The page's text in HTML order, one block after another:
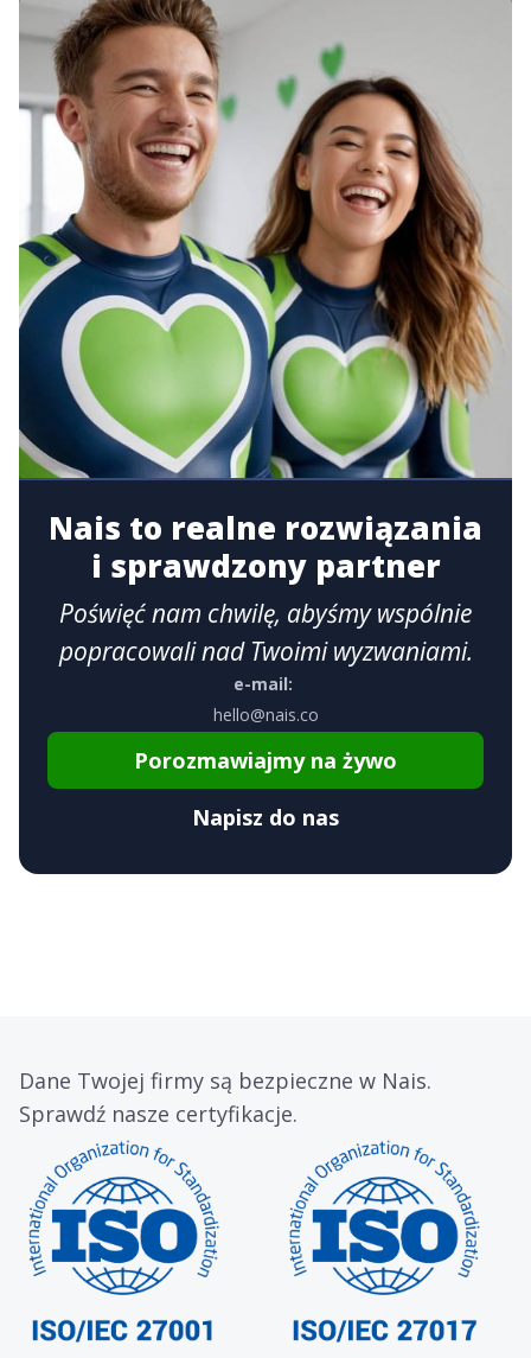
Nais to realne rozwiązania
i sprawdzony partner
Poświęć nam chwilę, abyśmy wspólnie
popracowali nad Twoimi wyzwaniami.
e-mail:
hello@nais.co
Porozmawiajmy na żywo
Napisz do nas
Dane Twojej firmy są bezpieczne w Nais.
Sprawdź nasze certyfikacje.